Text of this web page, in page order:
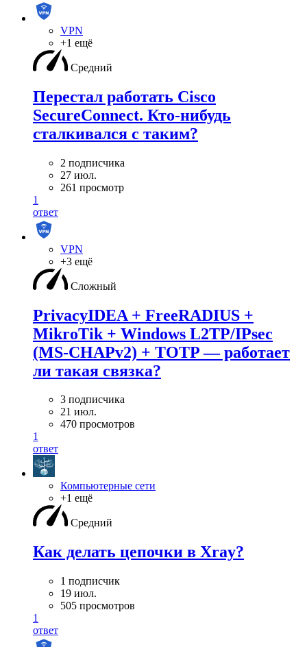
VPN
+1 ещё
Средний
Перестал работать Cisco
SecureConnect. Кто-нибудь
сталкивался с таким?
2 подписчика
27 июл.
261 просмотр
1
ответ
VPN
+3 ещё
Сложный
PrivacyIDEA + FreeRADIUS +
MikroTik + Windows L2TP/IPsec
(MS-CHAPv2) + TOTP — работает
ли такая связка?
3 подписчика
21 июл.
470 просмотров
1
ответ
Компьютерные сети
+1 ещё
Средний
Как делать цепочки в Xray?
1 подписчик
19 июл.
505 просмотров
1
ответ